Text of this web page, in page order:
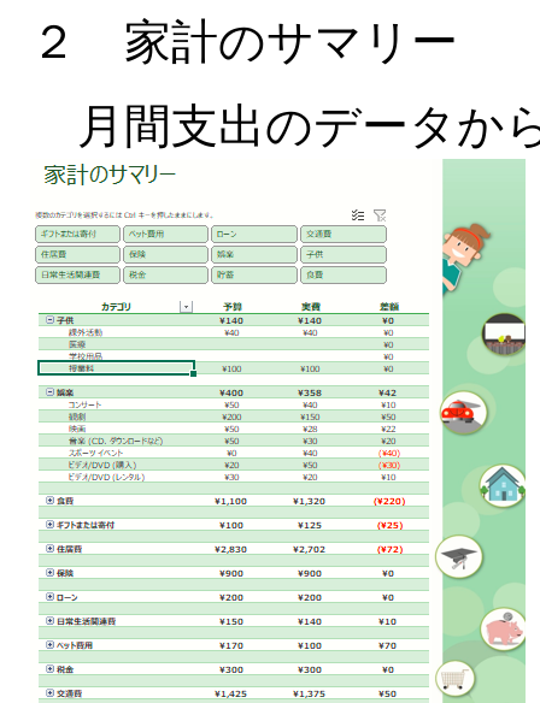
２ 家計のサマリー
月間支出のデータか